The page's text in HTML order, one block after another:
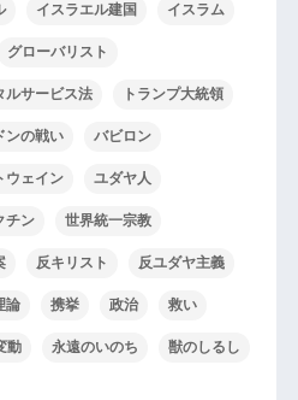
イスラエル建国 イスラム
グローバリスト
ルサービス法 トランプ大統領
ンの戦い バビロン
ウェイン ユダヤ人
チン 世界統一宗教
反キリスト 反ユダヤ主義
論 携挙 政治 救い
動 永遠のいのち 獣のしるし